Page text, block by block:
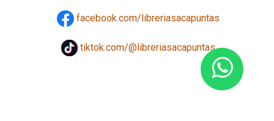
facebook.com/libreriasacapuntas
tiktok.com/@libreriasacapuntas